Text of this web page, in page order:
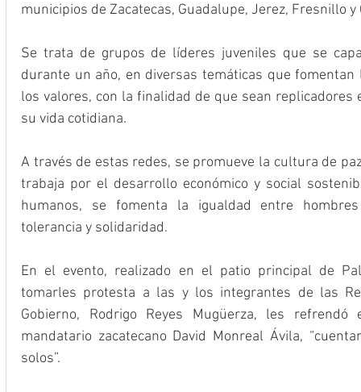
municipios de Zacatecas, Guadalupe, Jerez, Fresnillo y
Se trata de grupos de líderes juveniles que se
durante un año, en diversas temáticas que fomentan
los valores, con la finalidad de que sean replicadores
su vida cotidiana.
A través de estas redes, se promueve la cultura de
trabaja por el desarrollo económico y social
humanos, se fomenta la igualdad entre
tolerancia y solidaridad.
En el evento, realizado en el patio principal de
tomarles protesta a las y los integrantes de las
Gobierno, Rodrigo Reyes Mugüerza, les
mandatario zacatecano David Monreal Ávila,
solos”.